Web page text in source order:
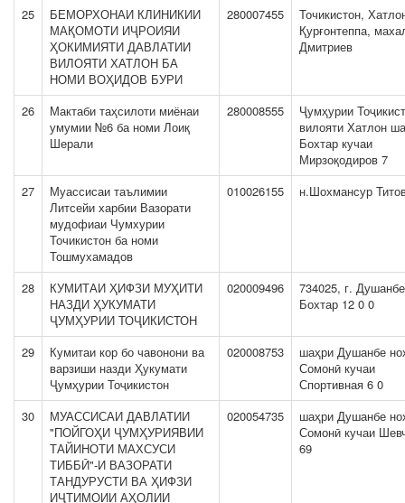
25
БЕМОРХОНАИ КЛИНИКИИ
МАҚОМОТИ ИҶРОИЯИ
ҲОКИМИЯТИ ДАВЛАТИИ
ВИЛОЯТИ ХАТЛОН БА
НОМИ ВОҲИДОВ БУРИ
280007455
Точикистон,
Қурғонтеппа,
Дмитриев
26
Мактаби таҳсилоти миёнаи
умумии №6 ба номи Лоиқ
Шерали
280008555
Ҷумҳурии
вилояти Хатлон
Бохтар кучаи
Мирзоқодиров 7
27
Муассисаи таълимии
Литсейи харбии Вазорати
мудофиаи Чумхурии
Точикистон ба номи
Тошмухамадов
010026155 н.Шохмансур
28
КУМИТАИ ҲИФЗИ МУҲИТИ
НАЗДИ ҲУКУМАТИ
ҶУМҲУРИИ ТОҶИКИСТОН
020009496
734025, г. Душанбе
Бохтар 12 0 0
29
Кумитаи кор бо чавонони ва
варзиши назди Ҳукумати
Ҷумҳурии Тоҷикистон
020008753
шаҳри Душанбе
Сомонӣ кучаи
Спортивная 6 0
30
МУАССИСАИ ДАВЛАТИИ
"ПОЙГОҲИ ҶУМҲУРИЯВИИ
ТАЙИНОТИ МАХСУСИ
ТИББӢ"-И ВАЗОРАТИ
ТАНДУРУСТИ ВА ҲИФЗИ
ИҶТИМОИИ АҲОЛИИ
020054735
шаҳри Душанбе
Сомонӣ кучаи
69